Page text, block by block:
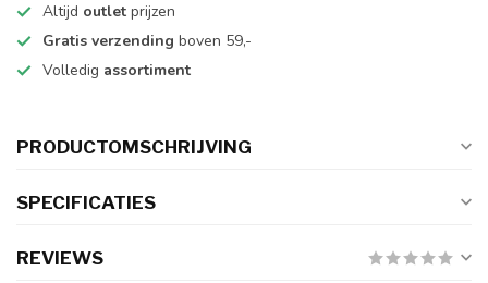
Altijd outlet prijzen
Gratis verzending boven 59,-
Volledig assortiment
PRODUCTOMSCHRIJVING
SPECIFICATIES
REVIEWS